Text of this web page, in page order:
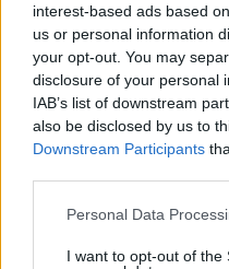
interest-based ads based
us or personal information
your opt-out. You may
disclosure of your personal
IAB’s list of downstream
also be disclosed by us to
Downstream Participants
Please note that this
not limited to your visit or
Personal Data
I want to opt-out of the
Φάμελλος: Αήθης η
στις επόμενες εκλογές
καθοριστικός ο ρόλος του
ΡΟΗ